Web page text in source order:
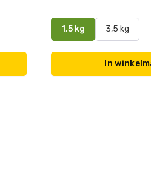
1,5 kg 3,5 kg
In